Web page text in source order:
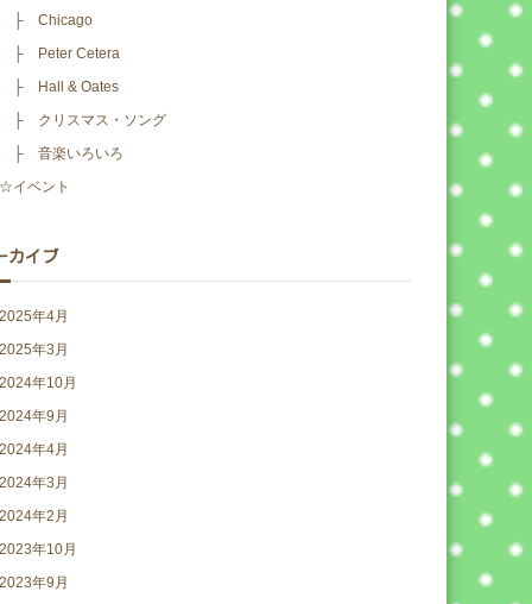
Chicago
Peter Cetera
Hall & Oates
クリスマス・ソング
音楽いろいろ
イベント
カイブ
年4月
年3月
年10月
年9月
年4月
年3月
年2月
年10月
年9月